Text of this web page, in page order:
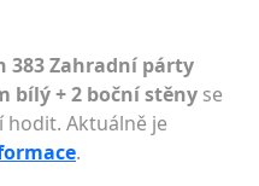
383 Zahradní párty
bílý + 2 boční stěny se
hodit. Aktuálně je
.